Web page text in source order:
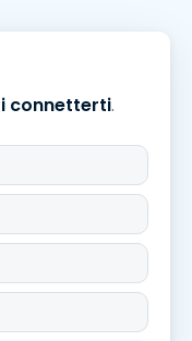
connetterti.